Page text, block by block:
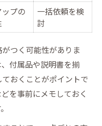
プの
一括依頼を検
討
つく可能性がありま
付属品や説明書を揃
おくことがポイントで
を事前にメモしておく